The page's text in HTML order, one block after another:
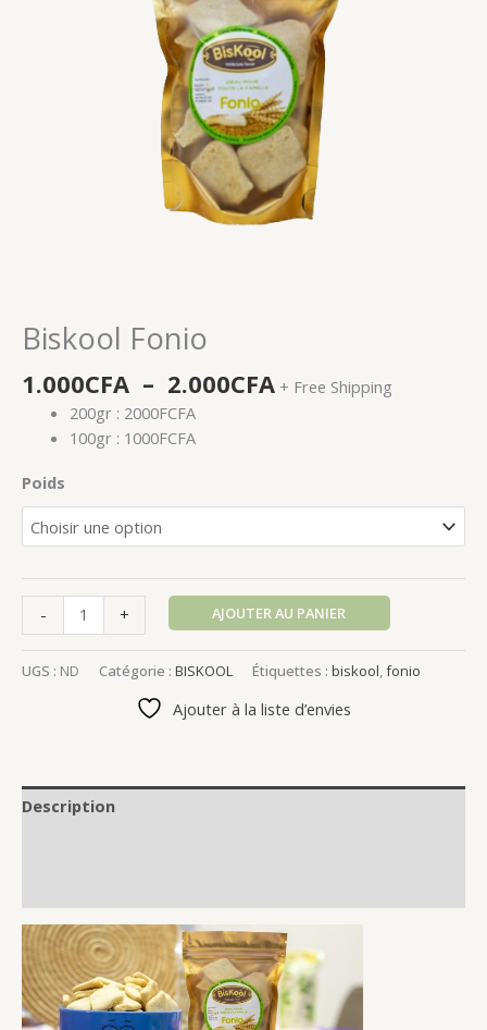
Biskool Fonio
1.000CFA – 2.000CFA + Free Shipping
200gr : 2000FCFA
100gr : 1000FCFA
Poids
- + AJOUTER AU PANIER Alternative:
UGS : ND Catégorie : BISKOOL Étiquettes : biskool,fonio
Ajouter à la liste d’envies
Description